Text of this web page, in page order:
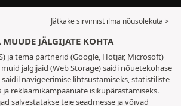
Jätkake sirvimist ilma nõusolekuta >
MUUDE JÄLGIJATE KOHTA
ja tema partnerid (Google, Hotjar, Microsoft)
jälgijaid (Web Storage) saidi nõuetekohase
navigeerimise lihtsustamiseks, statistiliste
reklaamikampaaniate isikupärastamiseks.
salvestatakse teie seadmesse ja võivad